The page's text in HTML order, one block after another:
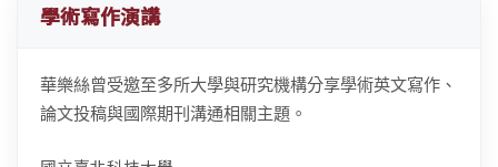
學術寫作演講
華樂絲曾受邀至多所大學與研究機構分享學術英文寫作、
論文投稿與國際期刊溝通相關主題。